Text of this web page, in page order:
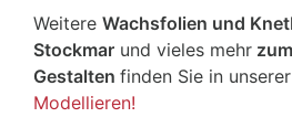
Weitere Wachsfolien und
Stockmar und vieles mehr
Gestalten finden Sie in
Modellieren!